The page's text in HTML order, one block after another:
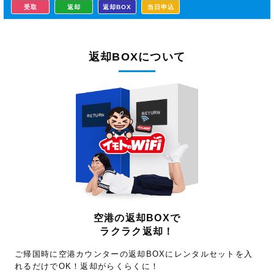
受取 返却 返却BOX 当日申込
返却BOXについて
空港の返却BOXで
ラクラク返却！
ご帰国時に空港カウンターの返却BOXにレンタルセットを入
れるだけでOK！返却がらくらくに！